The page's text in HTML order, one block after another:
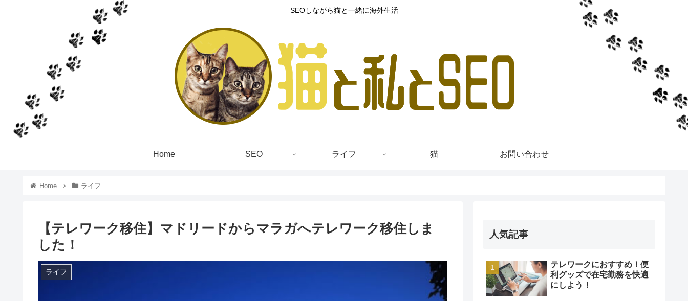
SEOしながら猫と一緒に海外生活
Home SEO ライフ 猫 お問い合わせ
Home ライフ
【テレワーク移住】マドリードからマラガへテレワーク移住しま
した！
ライフ
人気記事
テレワークにおすすめ！便
利グッズで在宅勤務を快適
にしよう！